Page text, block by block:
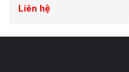
Liên hệ